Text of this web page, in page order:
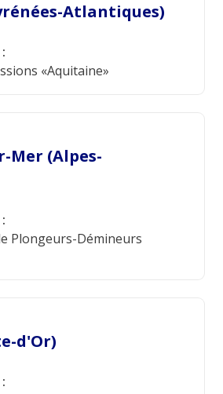
Atlantiques)
«Aquitaine»
Mer (Alpes-
Plongeurs-Démineurs
d'Or)